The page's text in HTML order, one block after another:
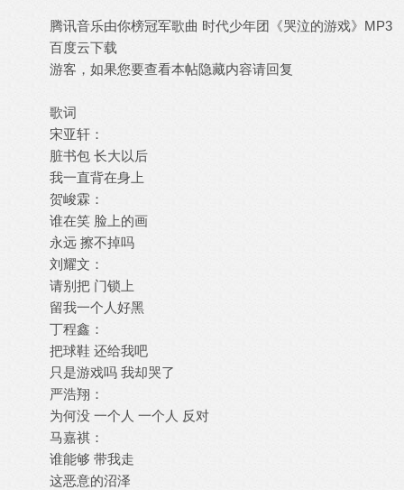
腾讯音乐由你榜冠军歌曲 时代少年团《哭泣的游戏》MP3
百度云下载
游客，如果您要查看本帖隐藏内容请回复
歌词
宋亚轩：
脏书包 长大以后
我一直背在身上
贺峻霖：
谁在笑 脸上的画
永远 擦不掉吗
刘耀文：
请别把 门锁上
留我一个人好黑
丁程鑫：
把球鞋 还给我吧
只是游戏吗 我却哭了
严浩翔：
为何没 一个人 一个人 反对
马嘉祺：
谁能够 带我走
这恶意的沼泽